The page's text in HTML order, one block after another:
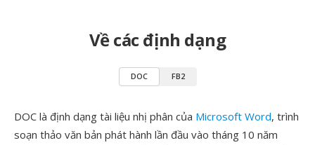
Về các định dạng
DOC FB2
DOC là định dạng tài liệu nhị phân của Microsoft Word, trình
soạn thảo văn bản phát hành lần đầu vào tháng 10 năm